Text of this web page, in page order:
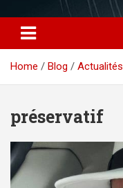
Home Blog Actualités
préservatif